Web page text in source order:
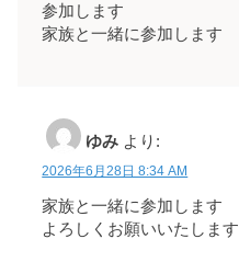
参加します
家族と一緒に参加します
ゆみ より:
2026年6月28日 8:34 AM
家族と一緒に参加します
よろしくお願いいたします